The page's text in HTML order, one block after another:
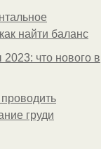
найти баланс
что нового в
груди